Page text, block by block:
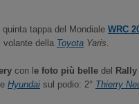
quinta tappa del Mondiale WRC
volante della Toyota Yaris.
con l e foto più belle del
Hyundai sul podio: 2° Thierry